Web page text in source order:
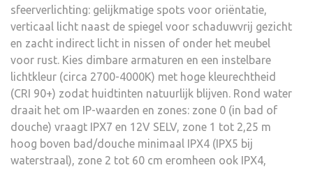
sfeerverlichting: gelijkmatige spots voor oriëntatie,
verticaal licht naast de spiegel voor schaduwvrij gezicht
en zacht indirect licht in nissen of onder het meubel
voor rust. Kies dimbare armaturen en een instelbare
lichtkleur (circa 2700-4000K) met hoge kleurechtheid
(CRI 90+) zodat huidtinten natuurlijk blijven. Rond water
draait het om IP-waarden en zones: zone 0 (in bad of
douche) vraagt IPX7 en 12V SELV, zone 1 tot 2,25 m
hoog boven bad/douche minimaal IPX4 (IPX5 bij
waterstraal), zone 2 tot 60 cm eromheen ook IPX4,